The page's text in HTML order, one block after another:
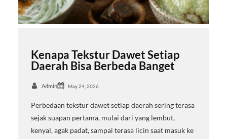
Kenapa Tekstur Dawet Setiap
Daerah Bisa Berbeda Banget
Admin May 24, 2026
Perbedaan tekstur dawet setiap daerah sering terasa
sejak suapan pertama, mulai dari yang lembut,
kenyal, agak padat, sampai terasa licin saat masuk ke